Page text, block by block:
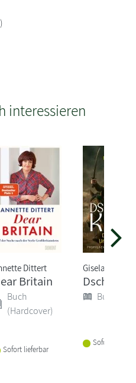
interessieren
Dittert
Britain
Buch
(Hardcover)
Sofort lieferbar
Gisela
Dschingis
Buch
Sofort